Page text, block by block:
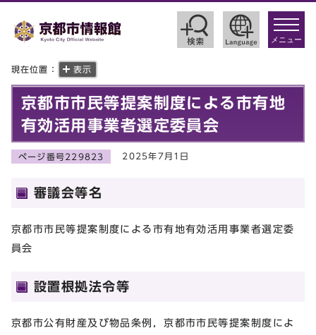
toggle
メニュー
現在位置： 表示
京都市市民等提案制度による市有地
有効活用事業者選定委員会
ページ番号229823 2025年7月1日
審議会等名
京都市市民等提案制度による市有地有効活用事業者選定委
員会
設置根拠法令等
京都市公有財産及び物品条例，京都市市民等提案制度によ